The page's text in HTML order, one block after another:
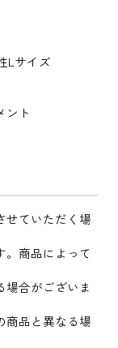
Lサイズ
ント
せていただく場
商品によって
合がございま
商品と異なる場